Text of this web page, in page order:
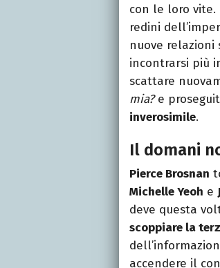
con le loro
redini
nuove
incontrarsi più
scattare
mia?e
inverosimile.
Il domani
Pierce Brosnan
Michelle Yeoh e
deve questa
scoppiare la
accendere il